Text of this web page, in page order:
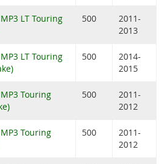
MP3 LT Touring
500
2011-
2013
MP3 LT Touring
500
2014-
2015
MP3 Touring
500
2011-
2012
MP3 Touring
500
2011-
2012